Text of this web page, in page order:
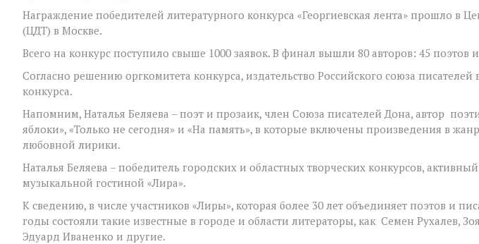
Наталья
призовое
во
Награждение победителей литературного конкурса «Георгиевская лента» прошло в
(ЦДТ) в Москве.
Всего на конкурс поступило свыше 1000 заявок. В финал вышли 80 авторов: 45 поэтов
Согласно решению оргкомитета конкурса, издательство Российского союза
конкурса.
Напомним, Наталья Беляева – поэт и прозаик, член Союза писателей Дона, автор
яблоки», «Только не сегодня» и «На память», в которые включены произведения в
любовной лирики.
Наталья Беляева – победитель городских и областных творческих конкурсов,
музыкальной гостиной «Лира».
К сведению, в числе участников «Лиры», которая более 30 лет объединяет поэтов и
годы состояли такие известные в городе и области литераторы, как Семен Рухалев,
Эдуард Иваненко и другие.